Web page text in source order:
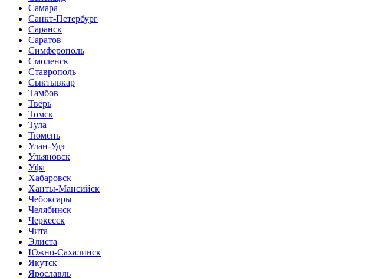
Самара
Санкт-Петербург
Саранск
Саратов
Симферополь
Смоленск
Ставрополь
Сыктывкар
Тамбов
Тверь
Томск
Тула
Тюмень
Улан-Удэ
Ульяновск
Уфа
Хабаровск
Ханты-Мансийск
Чебоксары
Челябинск
Черкесск
Чита
Элиста
Южно-Сахалинск
Якутск
Ярославль